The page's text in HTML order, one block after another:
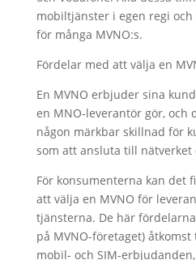
mobiltjänster i egen regi
för många MVNO:s.
Fördelar med att välja en
En MVNO erbjuder sina
en MNO-leverantör gör, och
någon märkbar skillnad för
som att ansluta till nätverket
För konsumenterna kan det
att välja en MVNO för
tjänsterna. De här
på MVNO-företaget)
mobil- och SIM-